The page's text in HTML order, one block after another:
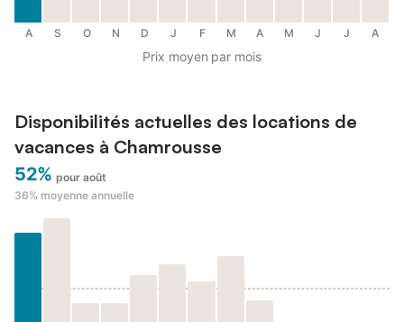
A S O N D J F M A M J J A
Prix moyen par mois
Disponibilités actuelles des locations de
vacances à Chamrousse
52% pour août
36% moyenne annuelle